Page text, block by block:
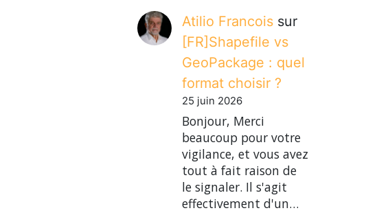
Atilio Francois sur
[FR]Shapefile vs
GeoPackage : quel
format choisir ?
25 juin 2026
Bonjour, Merci
beaucoup pour votre
vigilance, et vous avez
tout à fait raison de
le signaler. Il s'agit
effectivement d'un…